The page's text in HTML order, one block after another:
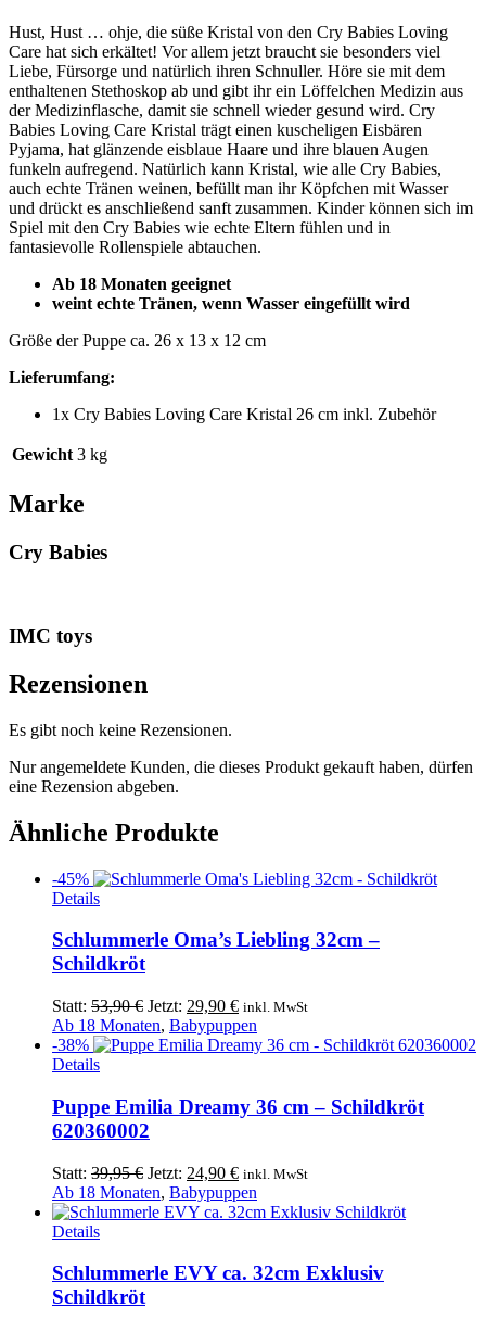
Hust, Hust … ohje, die süße Kristal von den Cry Babies Loving
Care hat sich erkältet! Vor allem jetzt braucht sie besonders viel
Liebe, Fürsorge und natürlich ihren Schnuller. Höre sie mit dem
enthaltenen Stethoskop ab und gibt ihr ein Löffelchen Medizin aus
der Medizinflasche, damit sie schnell wieder gesund wird. Cry
Babies Loving Care Kristal trägt einen kuscheligen Eisbären
Pyjama, hat glänzende eisblaue Haare und ihre blauen Augen
funkeln aufregend. Natürlich kann Kristal, wie alle Cry Babies,
auch echte Tränen weinen, befüllt man ihr Köpfchen mit Wasser
und drückt es anschließend sanft zusammen. Kinder können sich im
Spiel mit den Cry Babies wie echte Eltern fühlen und in
fantasievolle Rollenspiele abtauchen.
Ab 18 Monaten geeignet
weint echte Tränen, wenn Wasser eingefüllt wird
Größe der Puppe ca. 26 x 13 x 12 cm
Lieferumfang:
1x Cry Babies Loving Care Kristal 26 cm inkl. Zubehör
Gewicht 3 kg
Marke
Cry Babies
IMC toys
Rezensionen
Es gibt noch keine Rezensionen.
Nur angemeldete Kunden, die dieses Produkt gekauft haben, dürfen
eine Rezension abgeben.
Ähnliche Produkte
-45%
Details
Schlummerle Oma’s Liebling 32cm –
Schildkröt
Statt: 53,90€ Ursprünglicher
Preis
war:
Jetzt: 29,90 €Aktueller
Preis
ist:
inkl. MwSt
Ab 18 Monaten, Babypuppen
-38%
Details
Puppe Emilia Dreamy 36 cm – Schildkröt
620360002
Statt: 39,95€ Ursprünglicher
Preis
war:
Jetzt: 24,90 €Aktueller
Preis
ist:
inkl. MwSt
Ab 18 Monaten, Babypuppen
Details
Schlummerle EVY ca. 32cm Exklusiv
Schildkröt